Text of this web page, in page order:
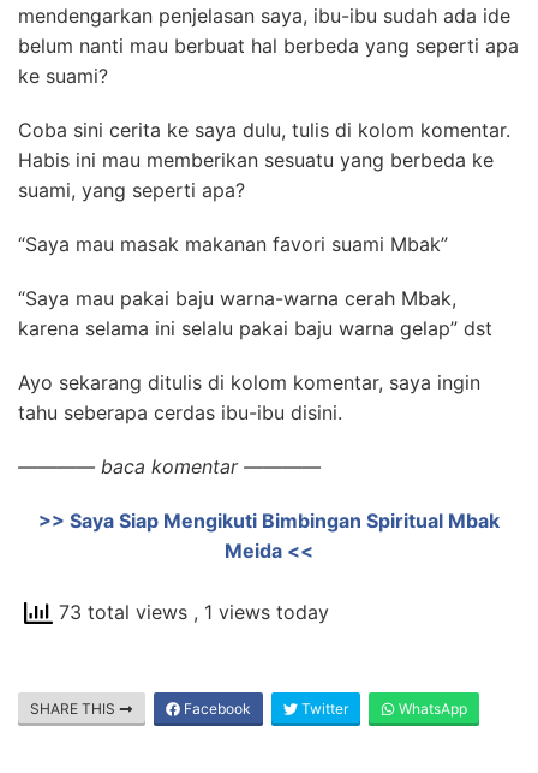
mendengarkan penjelasan saya, ibu-ibu sudah ada ide
belum nanti mau berbuat hal berbeda yang seperti apa
ke suami?
Coba sini cerita ke saya dulu, tulis di kolom komentar.
Habis ini mau memberikan sesuatu yang berbeda ke
suami, yang seperti apa?
“Saya mau masak makanan favori suami Mbak”
“Saya mau pakai baju warna-warna cerah Mbak,
karena selama ini selalu pakai baju warna gelap” dst
Ayo sekarang ditulis di kolom komentar, saya ingin
tahu seberapa cerdas ibu-ibu disini.
———— baca komentar ————
>> Saya Siap Mengikuti Bimbingan Spiritual Mbak
Meida <<
73 total views , 1 views today
SHARE THIS Facebook Twitter WhatsApp